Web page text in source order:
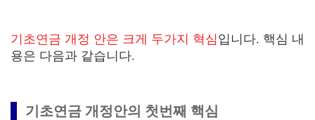
기초연금 개정 안은 크게 두가지 혁심입니다. 핵심 내
용은 다음과 같습니다.
기초연금 개정안의 첫번째 핵심